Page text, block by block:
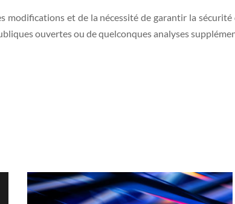
modifications et de la nécessité de garantir la
ouvertes ou de quelconques analyses